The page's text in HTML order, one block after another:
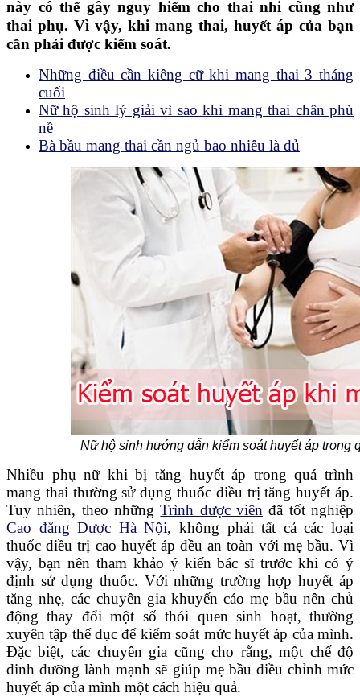
này có thể gây nguy hiểm cho thai nhi cũng như
thai phụ. Vì vậy, khi mang thai, huyết áp của bạn
cần phải được kiểm soát.
Những điều cần kiêng cữ khi mang thai 3 tháng
cuối
Nữ hộ sinh lý giải vì sao khi mang thai chân phù
nề
Bà bầu mang thai cần ngủ bao nhiêu là đủ
Nữ hộ sinh hướng dẫn kiểm soát huyết áp trong
Nhiều phụ nữ khi bị tăng huyết áp trong quá trình
mang thai thường sử dụng thuốc điều trị tăng huyết áp.
Tuy nhiên, theo nhữngTrình dược viên đã tốt nghiệp
Cao đẳng Dược Hà Nội, không phải tất cả các loại
thuốc điều trị cao huyết áp đều an toàn với mẹ bầu. Vì
vậy, bạn nên tham khảo ý kiến bác sĩ trước khi có ý
định sử dụng thuốc. Với những trường hợp huyết áp
tăng nhẹ, các chuyên gia khuyến cáo mẹ bầu nên chủ
động thay đổi một số thói quen sinh hoạt, thường
xuyên tập thể dục để kiểm soát mức huyết áp của mình.
Đặc biệt, các chuyên gia cũng cho rằng, một chế độ
dinh dưỡng lành mạnh sẽ giúp mẹ bầu điều chỉnh mức
huyết áp của mình một cách hiệu quả.